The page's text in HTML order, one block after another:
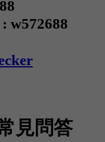
見問答